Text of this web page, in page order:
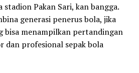
Pakan Sari, kan bangga.
generasi penerus bola, jika
bisa menampilkan pertandingan
dan profesional sepak bola